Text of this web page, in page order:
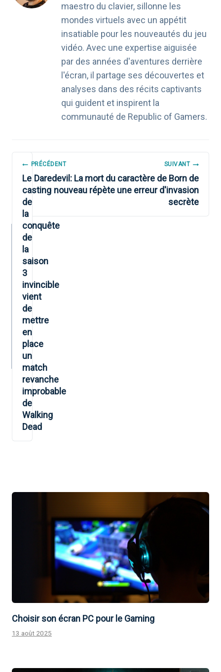
maestro du clavier, sillonne les
mondes virtuels avec un appétit
insatiable pour les nouveautés du jeu
vidéo. Avec une expertise aiguisée
par des années d'aventures derrière
l'écran, il partage ses découvertes et
analyses dans des récits captivants
qui guident et inspirent la
communauté de Republic of Gamers.
NAVIGATION
DE
L’ARTICLE
PRÉCÉDENT
Le
casting
de
la
conquête
de
la
saison
3
invincible
vient
de
mettre
en
place
un
match
revanche
improbable
de
Walking
Dead
SUIVANT
Daredevil: La mort du caractère de Born de
nouveau répète une erreur d'invasion
secrète
Choisir son écran PC pour le Gaming
13 août 2025